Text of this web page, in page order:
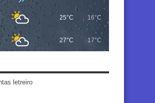
25°C 16°C
27°C 17°C